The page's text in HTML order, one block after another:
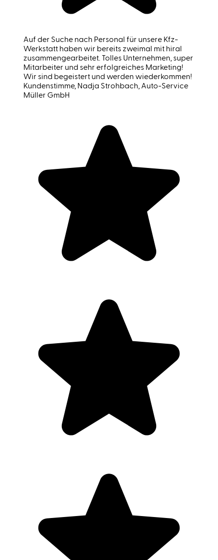
Auf der Suche nach Personal für unsere Kfz-
Werkstatt haben wir bereits zweimal mit hiral
zusammengearbeitet. Tolles Unternehmen, super
Mitarbeiter und sehr erfolgreiches Marketing!
Wir sind begeistert und werden wiederkommen!
Kundenstimme, Nadja Strohbach, Auto-Service
Müller GmbH